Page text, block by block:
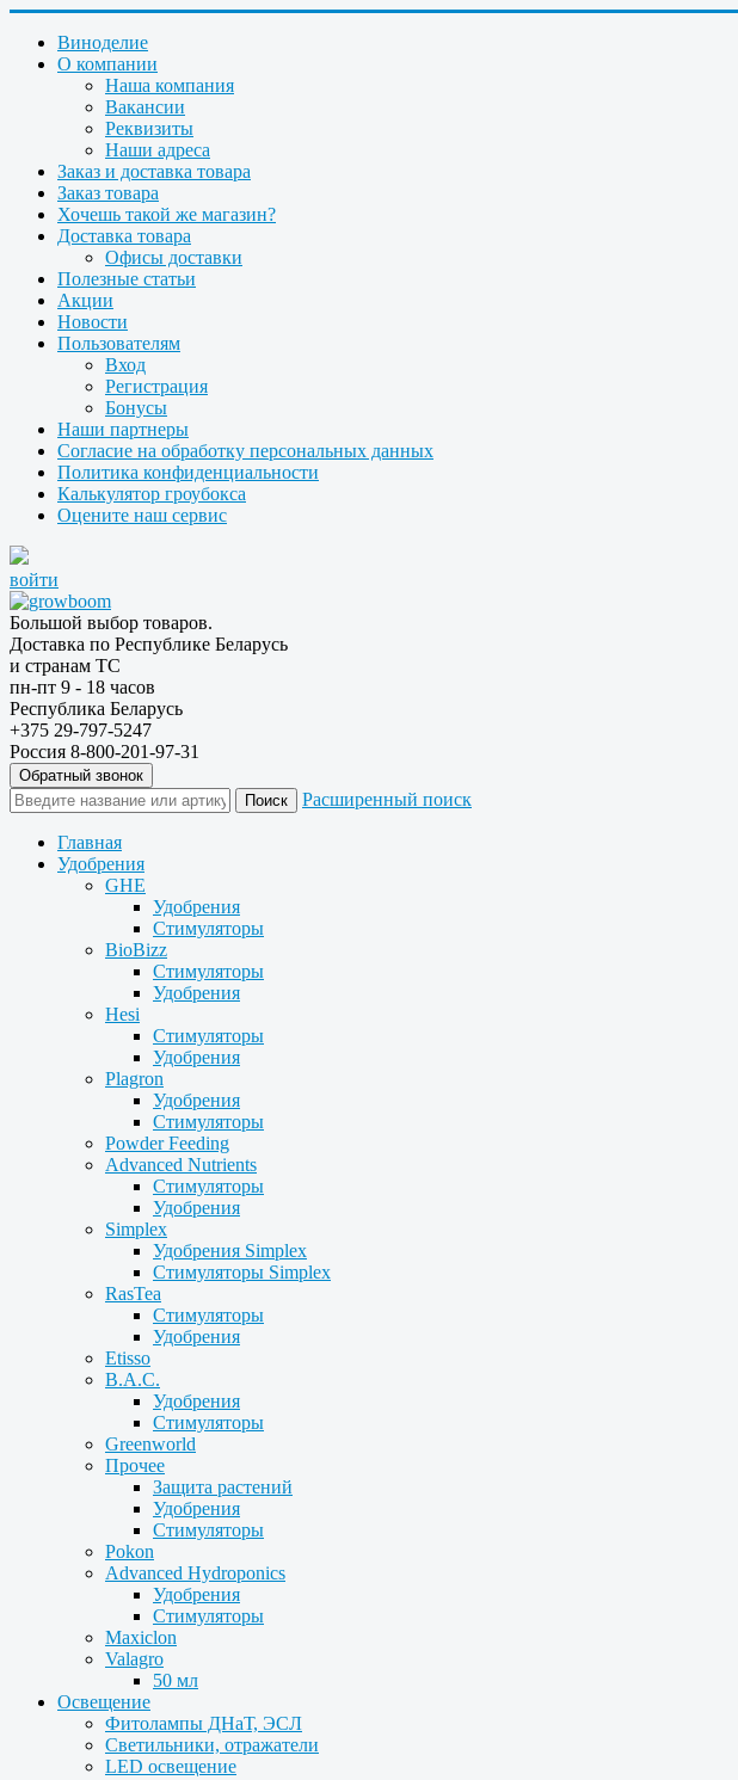
Виноделие
О компании
Наша компания
Вакансии
Реквизиты
Наши адреса
Заказ и доставка товара
Заказ товара
Хочешь такой же магазин?
Доставка товара
Офисы доставки
Полезные статьи
Акции
Новости
Пользователям
Вход
Регистрация
Бонусы
Наши партнеры
Согласие на обработку персональных данных
Политика конфиденциальности
Калькулятор гроубокса
Оцените наш сервис
войти
Большой выбор товаров.
Доставка по Республике Беларусь
и странам ТС
пн-пт 9 - 18 часов
Республика Беларусь
+375 29-797-5247
Россия 8-800-201-97-31
Обратный звонок
Расширенный поиск
Главная
Удобрения
GHE
Удобрения
Стимуляторы
BioBizz
Стимуляторы
Удобрения
Hesi
Стимуляторы
Удобрения
Plagron
Удобрения
Стимуляторы
Powder Feeding
Advanced Nutrients
Стимуляторы
Удобрения
Simplex
Удобрения Simplex
Стимуляторы Simplex
RasTea
Стимуляторы
Удобрения
Etisso
B.A.C.
Удобрения
Стимуляторы
Greenworld
Прочее
Защита растений
Удобрения
Стимуляторы
Pokon
Advanced Hydroponics
Удобрения
Стимуляторы
Maxiclon
Valagro
50 мл
Освещение
Фитолампы ДНаТ, ЭСЛ
Светильники, отражатели
LED освещение